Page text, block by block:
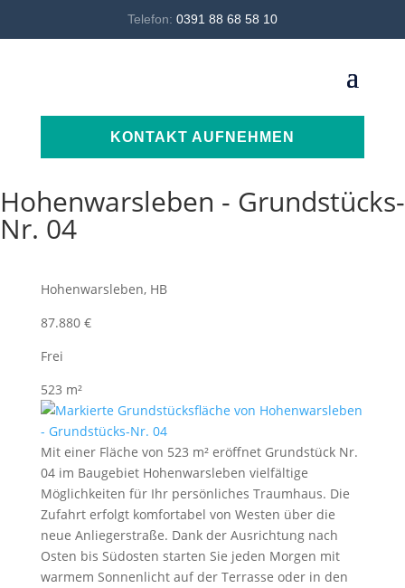
Telefon: 0391 88 68 58 10
KONTAKT AUFNEHMEN
Hohenwarsleben - Grundstücks-
Nr. 04
Hohenwarsleben, HB
87.880 €
Frei
523 m²
Mit einer Fläche von 523 m² eröffnet Grundstück Nr.
04 im Baugebiet Hohenwarsleben vielfältige
Möglichkeiten für Ihr persönliches Traumhaus. Die
Zufahrt erfolgt komfortabel von Westen über die
neue Anliegerstraße. Dank der Ausrichtung nach
Osten bis Südosten starten Sie jeden Morgen mit
warmem Sonnenlicht auf der Terrasse oder in den